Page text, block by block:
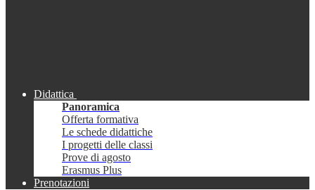
Didattica
Panoramica
Offerta formativa
Le schede didattiche
I progetti delle classi
Prove di agosto
Erasmus Plus
Prenotazioni